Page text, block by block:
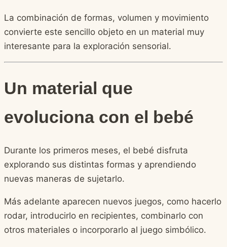
La combinación de formas, volumen y movimiento
convierte este sencillo objeto en un material muy
interesante para la exploración sensorial.
Un material que
evoluciona con el bebé
Durante los primeros meses, el bebé disfruta
explorando sus distintas formas y aprendiendo
nuevas maneras de sujetarlo.
Más adelante aparecen nuevos juegos, como hacerlo
rodar, introducirlo en recipientes, combinarlo con
otros materiales o incorporarlo al juego simbólico.